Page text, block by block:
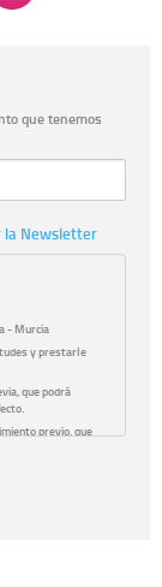
que tenemos
la Newsletter
- Murcia
y prestarle
que podrá
previo, que
que esté
que le pedimos.